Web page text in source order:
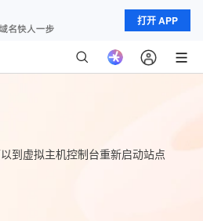
打开 APP
到虚拟主机控制台重新启动站点